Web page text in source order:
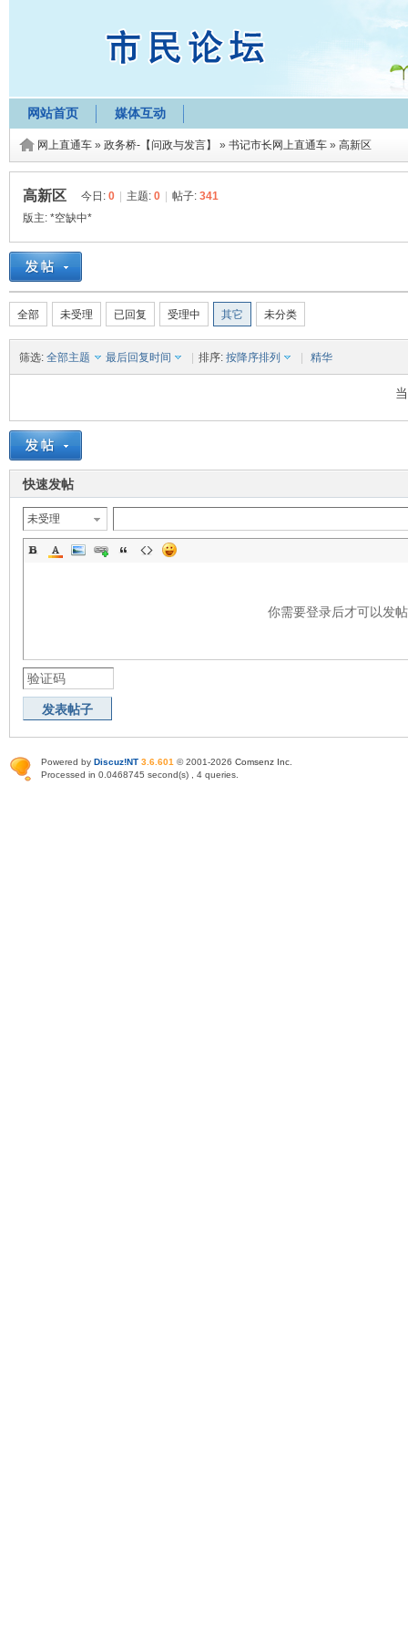
网站首页 媒体互动
网上直通车 » 政务桥-【问政与发言】 » 书记市长网上直通车 » 高新区
高新区 今日: 0 主题: 0 帖子: 341
版主: *空缺中*
全部 未受理 已回复 受理中 其它 未分类
筛选: 全部主题 最后回复时间 排序: 按降序排列 精华
快速发帖
未受理
你需要登录后才可以发
发表帖子
Powered by Discuz!NT 3.6.601 © 2001-2026 Comsenz Inc
Processed in 0.0468745 second(s) , 4 queries.